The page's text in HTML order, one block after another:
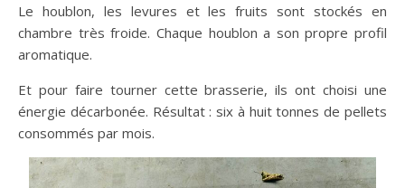
Le houblon, les levures et les fruits sont stockés en
chambre très froide. Chaque houblon a son propre profil
aromatique.
Et pour faire tourner cette brasserie, ils ont choisi une
énergie décarbonée. Résultat : six à huit tonnes de pellets
consommés par mois.